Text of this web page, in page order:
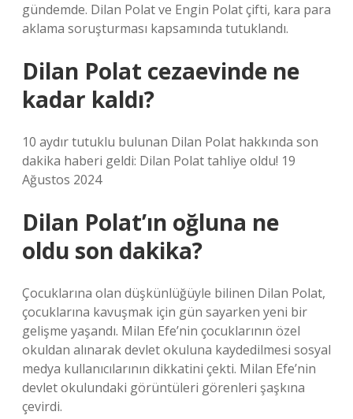
gündemde. Dilan Polat ve Engin Polat çifti, kara para
aklama soruşturması kapsamında tutuklandı.
Dilan Polat cezaevinde ne
kadar kaldı?
10 aydır tutuklu bulunan Dilan Polat hakkında son
dakika haberi geldi: Dilan Polat tahliye oldu! 19
Ağustos 2024
Dilan Polat’ın oğluna ne
oldu son dakika?
Çocuklarına olan düşkünlüğüyle bilinen Dilan Polat,
çocuklarına kavuşmak için gün sayarken yeni bir
gelişme yaşandı. Milan Efe’nin çocuklarının özel
okuldan alınarak devlet okuluna kaydedilmesi sosyal
medya kullanıcılarının dikkatini çekti. Milan Efe’nin
devlet okulundaki görüntüleri görenleri şaşkına
çevirdi.